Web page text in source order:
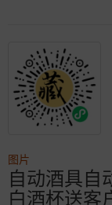
图片
自动酒具自
白酒杯送客